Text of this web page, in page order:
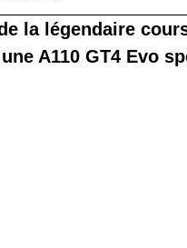
la légendaire
A110 GT4 Evo